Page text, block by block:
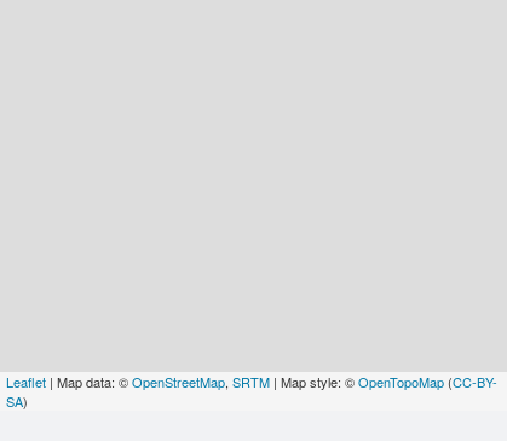
Leaflet | Map data: ©OpenStreetMap, SRTM | Map style: ©OpenTopoMap (CC-BY-
SA)